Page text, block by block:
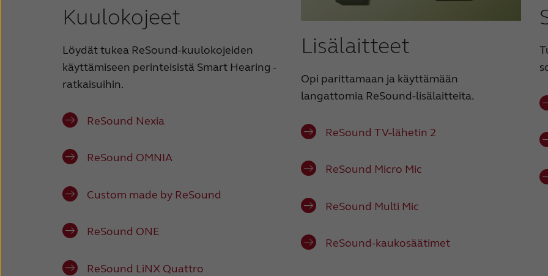
Kuulokojeet
Löydät tukea ReSound-kuulokojeiden
käyttämiseen perinteisistä Smart Hearing -
ratkaisuihin.
ReSound Nexia
ReSound OMNIA
Custom made by ReSound
ReSound ONE
ReSound LiNX Quattro
Lisälaitteet
Opi parittamaan ja käyttämään
langattomia ReSound-lisälaitteita.
ReSound TV-lähetin 2
ReSound Micro Mic
ReSound Multi Mic
ReSound-kaukosäätimet